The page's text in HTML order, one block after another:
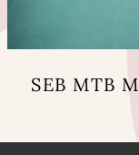
SEB MTB